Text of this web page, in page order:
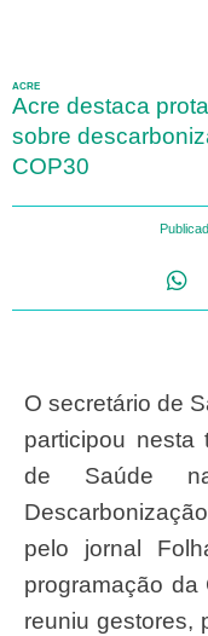
ACRE
Acre destaca
sobre
COP30
O secretário de Saúde do Acre, Pedro Pascoal,
participou nesta
de Saúde
pelo jornal
programação da
reuniu gestores,